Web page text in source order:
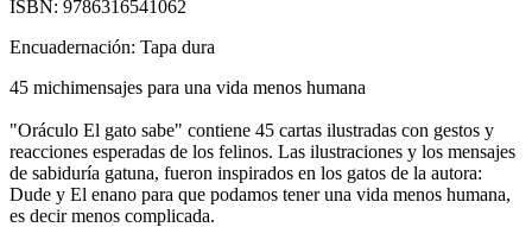
ISBN: 9786316541062
Encuadernación: Tapa dura
45 michimensajes para una vida menos humana
"Oráculo El gato sabe" contiene 45 cartas ilustradas con gestos y
reacciones esperadas de los felinos. Las ilustraciones y los mensajes
de sabiduría gatuna, fueron inspirados en los gatos de la autora:
Dude y El enano para que podamos tener una vida menos humana,
es decir menos complicada.